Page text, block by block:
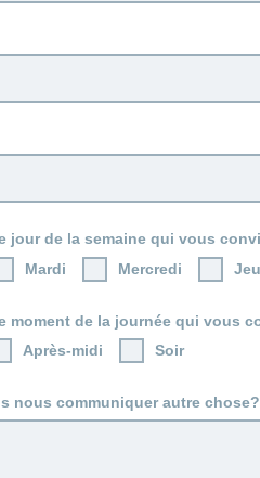
jour de la semaine qui vous
Mardi Mercredi
moment de la journée qui vous
Après-midi Soir
nous communiquer autre chose?